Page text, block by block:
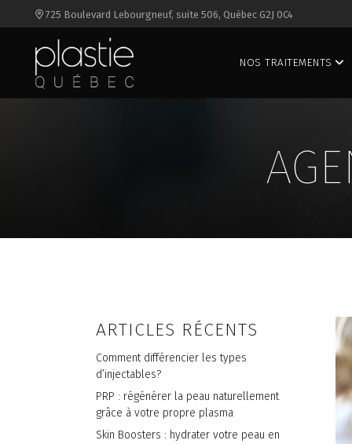
725 Boulevard Lebourgneuf, suite 506, Québec G2J 0C4
NOS TRAITEMENTS
BELKYRA (MENTON)
ARTICLES RÉCENTS
Comment différencier les types
d’injectables?
PRP : régénérer la peau naturellement
grâce à votre propre plasma
Skin Boosters : hydrater votre peau en